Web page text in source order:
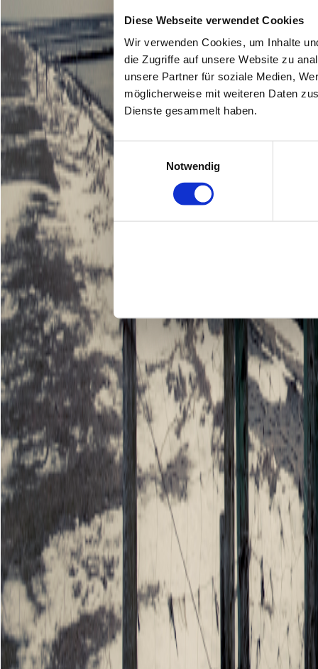
Diese Webseite verwendet Cookies
Wir verwenden Cookies, um Inhalte
die Zugriffe auf unsere Website zu
unsere Partner für soziale Medien,
möglicherweise mit weiteren Daten
Dienste gesammelt haben.
Notwendig